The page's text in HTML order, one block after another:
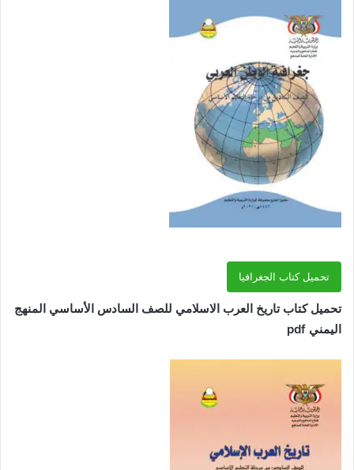
تحميل كتاب الجغرافيا
تحميل كتاب تاريخ العرب الاسلامي للصف السادس الأساسي المنهج
اليمني pdf